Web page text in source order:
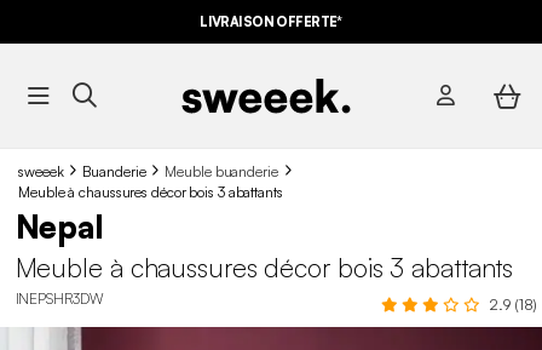
LIVRAISON OFFERTE*
sweeek Buanderie
Meuble buanderie
Meuble à chaussures décor bois 3 abattants
Nepal
Meuble à chaussures décor bois 3 abattants
INEPSHR3DW 2.9 (18)